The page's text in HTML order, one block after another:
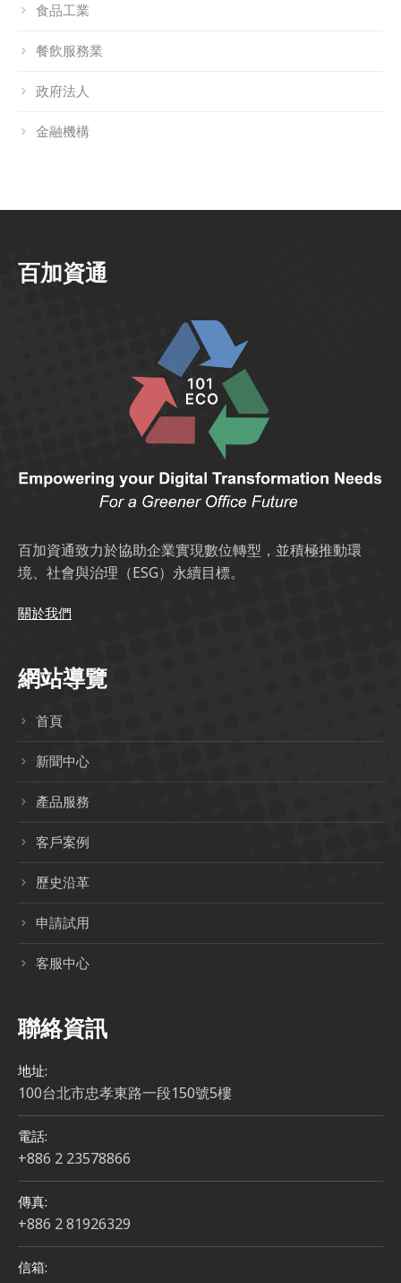
食品工業
餐飲服務業
政府法人
金融機構
百加資通
百加資通致力於協助企業實現數位轉型，並積極推動環
境、社會與治理（ESG）永續目標。
關於我們
網站導覽
首頁
新聞中心
產品服務
客戶案例
歷史沿革
申請試用
客服中心
聯絡資訊
地址:
100台北市忠孝東路一段150號5樓
電話:
+886 2 23578866
傳真:
+886 2 81926329
信箱: